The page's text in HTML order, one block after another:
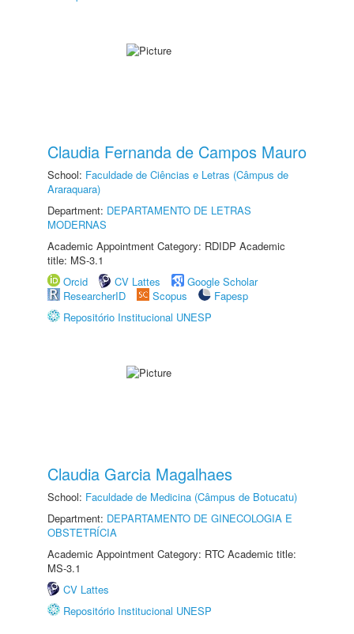
Claudia Fernanda de Campos Mauro
School: Faculdade de Ciências e Letras (Câmpus de
Araraquara)
Department: DEPARTAMENTO DE LETRAS
MODERNAS
Academic Appointment Category: RDIDP Academic
title: MS-3.1
Orcid
CV Lattes
Google Scholar
ResearcherID
Scopus
Fapesp
Repositório Institucional UNESP
Claudia Garcia Magalhaes
School: Faculdade de Medicina (Câmpus de Botucatu)
Department: DEPARTAMENTO DE GINECOLOGIA E
OBSTETRÍCIA
Academic Appointment Category: RTC Academic title:
MS-3.1
CV Lattes
Repositório Institucional UNESP